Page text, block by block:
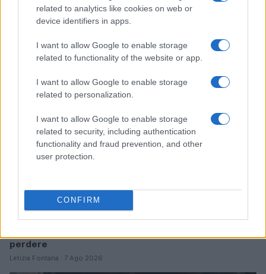
related to analytics like cookies on web or
device identifiers in apps.
I want to allow Google to enable storage
related to functionality of the website or app.
I want to allow Google to enable storage
related to personalization.
I want to allow Google to enable storage
related to security, including authentication
functionality and fraud prevention, and other
user protection.
CONFIRM
perdere
Letizia Fontana · 7 Ago 2026